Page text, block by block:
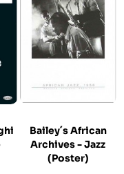
Bailey´s African
Archives - Jazz
(Poster)